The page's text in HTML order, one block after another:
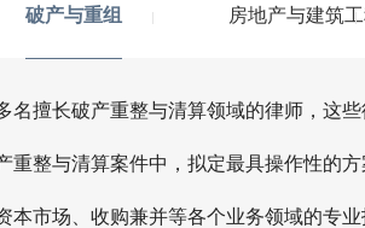
破产与重组 房地产与建筑
名擅长破产重整与清算领域的律师，这
重整与清算案件中，拟定最具操作性的
本市场、收购兼并等各个业务领域的专业